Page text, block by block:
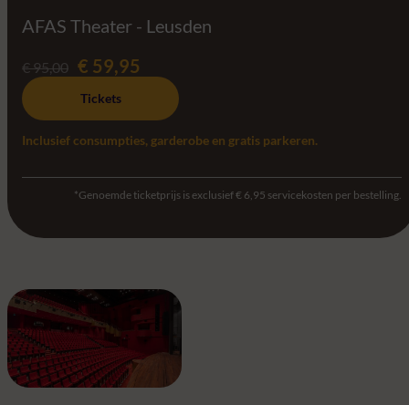
AFAS Theater - Leusden
€ 95,00 € 59,95
Tickets
Inclusief consumpties, garderobe en gratis parkeren.
*Genoemde ticketprijs is exclusief € 6,95 servicekosten per bestelling.